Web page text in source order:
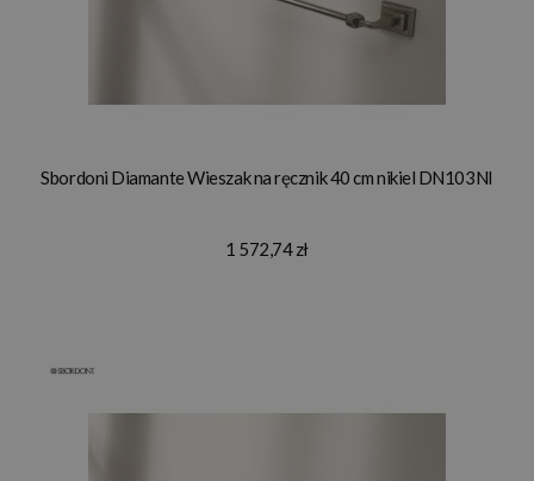
Sbordoni Diamante Wieszak na ręcznik 40 cm nikiel DN103NI
1 572,74 zł